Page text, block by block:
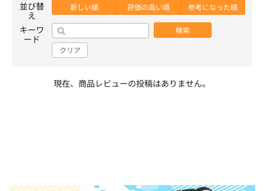
並び替
え
新しい順 評価の高い順 参考になった順
キーワ
ード
検索
クリア
現在、商品レビューの投稿はありません。